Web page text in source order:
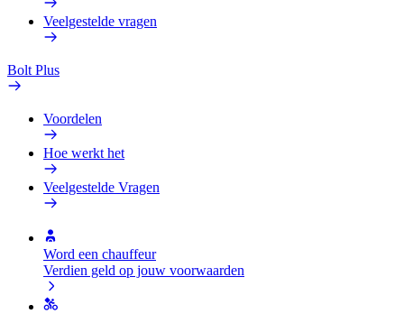
Veelgestelde vragen
Bolt Plus
Voordelen
Hoe werkt het
Veelgestelde Vragen
Word een chauffeur
Verdien geld op jouw voorwaarden